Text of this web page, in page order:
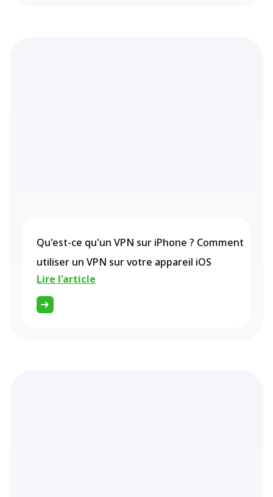
Qu'est-ce qu'un VPN sur iPhone ? Comment
utiliser un VPN sur votre appareil iOS
Lire l'article